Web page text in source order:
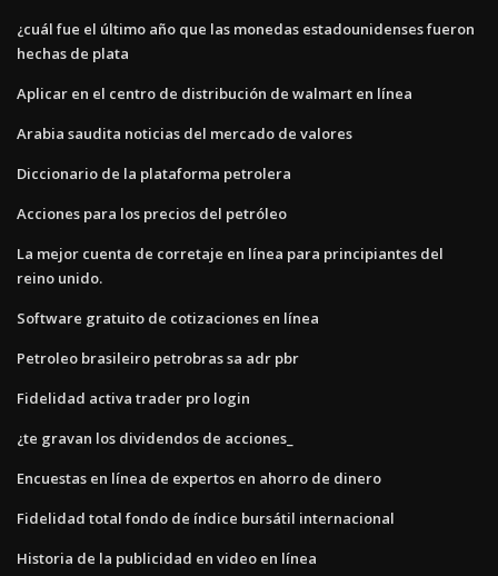
¿cuál fue el último año que las monedas estadounidenses fueron
hechas de plata
Aplicar en el centro de distribución de walmart en línea
Arabia saudita noticias del mercado de valores
Diccionario de la plataforma petrolera
Acciones para los precios del petróleo
La mejor cuenta de corretaje en línea para principiantes del
reino unido.
Software gratuito de cotizaciones en línea
Petroleo brasileiro petrobras sa adr pbr
Fidelidad activa trader pro login
¿te gravan los dividendos de acciones_
Encuestas en línea de expertos en ahorro de dinero
Fidelidad total fondo de índice bursátil internacional
Historia de la publicidad en video en línea